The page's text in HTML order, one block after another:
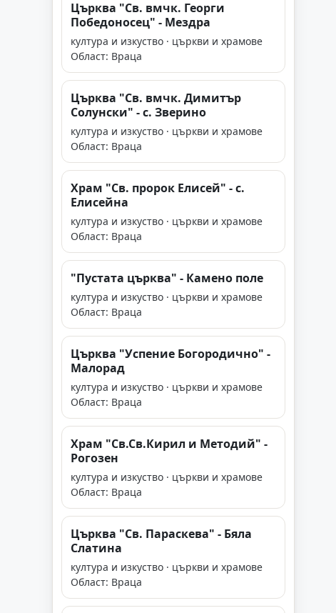
Църква "Св. вмчк. Георги
Победоносец" - Мездра
култура и изкуство · църкви и храмове
Област: Враца
Църква "Св. вмчк. Димитър
Солунски" - с. Зверино
култура и изкуство · църкви и храмове
Област: Враца
Храм "Св. пророк Елисей" - с.
Елисейна
култура и изкуство · църкви и храмове
Област: Враца
"Пустата църква" - Камено поле
култура и изкуство · църкви и храмове
Област: Враца
Църква "Успение Богородично" -
Малорад
култура и изкуство · църкви и храмове
Област: Враца
Храм "Св.Св.Кирил и Методий" -
Рогозен
култура и изкуство · църкви и храмове
Област: Враца
Църква "Св. Параскева" - Бяла
Слатина
култура и изкуство · църкви и храмове
Област: Враца